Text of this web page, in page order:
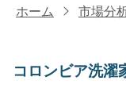
ホーム 市場分
コロンビア洗濯